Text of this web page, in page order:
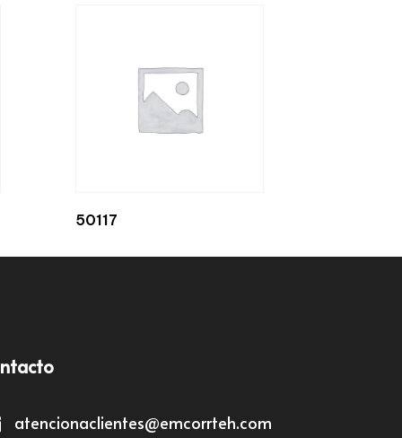
50117
atencionaclientes@emcorrteh.com